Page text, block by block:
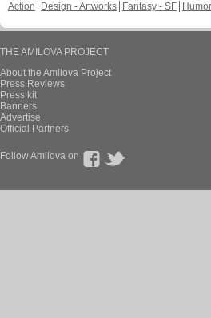
Action
Design - Artworks Fantasy - SF Humor
THE AMILOVA PROJECT
About the Amilova Project
Press Reviews
Press kit
Banners
Advertise
Official Partners
Follow Amilova on